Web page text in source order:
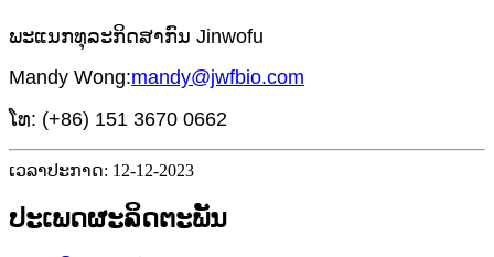
ພະແນກທຸລະກິດສາກົນ Jinwofu
Mandy Wong:mandy@jwfbio.com
ໂທ: (+86) 151 3670 0662
ເວລາປະກາດ: 12-12-2023
ປະເພດຜະລິດຕະພັນ